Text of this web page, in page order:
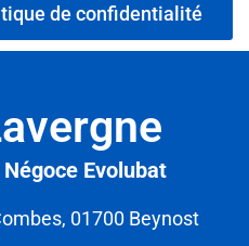
de confidentialité
Evolubat
01700 Beynost